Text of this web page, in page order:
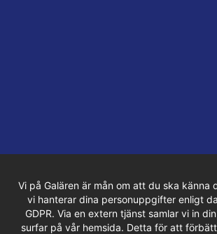
Vi på Galären är mån om att du ska känna
vi hanterar dina personuppgifter enligt
GDPR. Via en extern tjänst samlar vi in
surfar på vår hemsida. Detta för att